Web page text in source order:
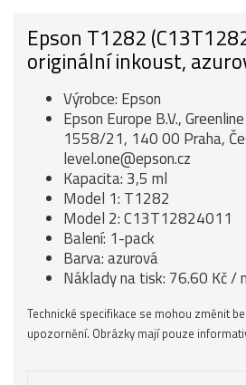
Epson T1282
originální inkoust,
Výrobce: Epson
Epson Europe B.V.,
1558/21, 140 00 Praha,
level.one@epson.cz
Kapacita: 3,5 ml
Model 1: T1282
Model 2: C13T12824011
Balení: 1-pack
Barva: azurová
Náklady na tisk: 76.60 Kč /
Technické specifikace se mohou změnit
upozornění. Obrázky mají pouze